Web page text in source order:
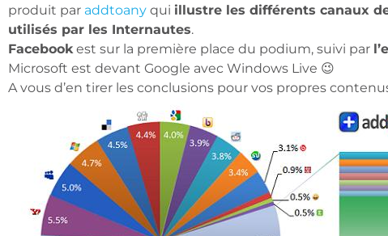
produit par addtoany qui illustre les différents canaux
utilisés par les Internautes.
Facebookest sur la première place du podium, suivi par
Microsoft est devant Google avec Windows Live 😉
A vous d’en tirer les conclusions pour vos propres